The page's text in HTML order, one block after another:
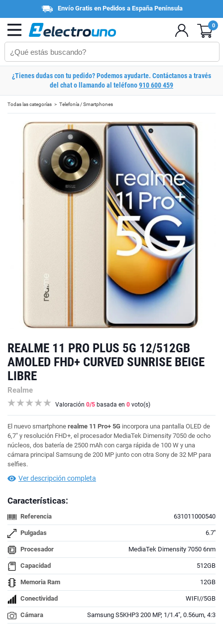
Envío Gratis en Pedidos a España Península
0
¿Tienes dudas con tu pedido? Podemos ayudarte. Contáctanos a través
del chat o llamando al teléfono910 600 459
Todas las categorías Telefonía / Smartphones
REALME 11 PRO PLUS 5G 12/512GB
AMOLED FHD+ CURVED SUNRISE BEIGE
LIBRE
Realme
Valoración 0/5 basada en 0 voto(s)
El nuevo smartphone realme 11 Pro+ 5G incorpora una pantalla OLED de
6,7" y resolución FHD+, el procesador MediaTek Dimensity 7050 de ocho
núcleos, dos batería de 2500 mAh con carga rápida de 100 W y una
cámara principal Samsung de 200 MP junto con otra Sony de 32 MP para
selfies.
Ver descripción completa
Características:
Referencia 631011000540
Pulgadas 6.7''
Procesador MediaTek Dimensity 7050 6nm
Capacidad 512GB
Memoria Ram 12GB
Conectividad WIFI//5GB
Cámara Samsung S5KHP3 200 MP, 1/1.4", 0.56um, 4:3